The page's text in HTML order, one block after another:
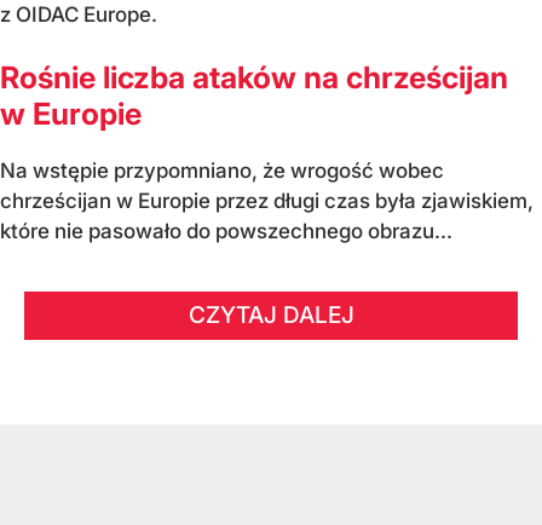
z OIDAC Europe.
Rośnie liczba ataków na chrześcijan
w Europie
Na wstępie przypomniano, że wrogość wobec
chrześcijan w Europie przez długi czas była zjawiskiem,
które nie pasowało do powszechnego obrazu...
CZYTAJ DALEJ